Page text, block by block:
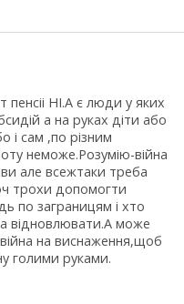
НІ.А є люди у яких
а на руках діти або
і сам ,по різним
неможе.Розумію-війна
але всежтаки треба
трохи допомогти
по заграницям і хто
відновлювати.А може
на виснаження,щоб
голими руками.